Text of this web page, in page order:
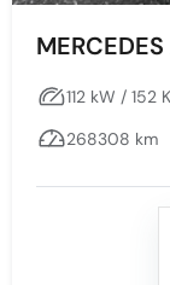
112 kW / 152
268308 km